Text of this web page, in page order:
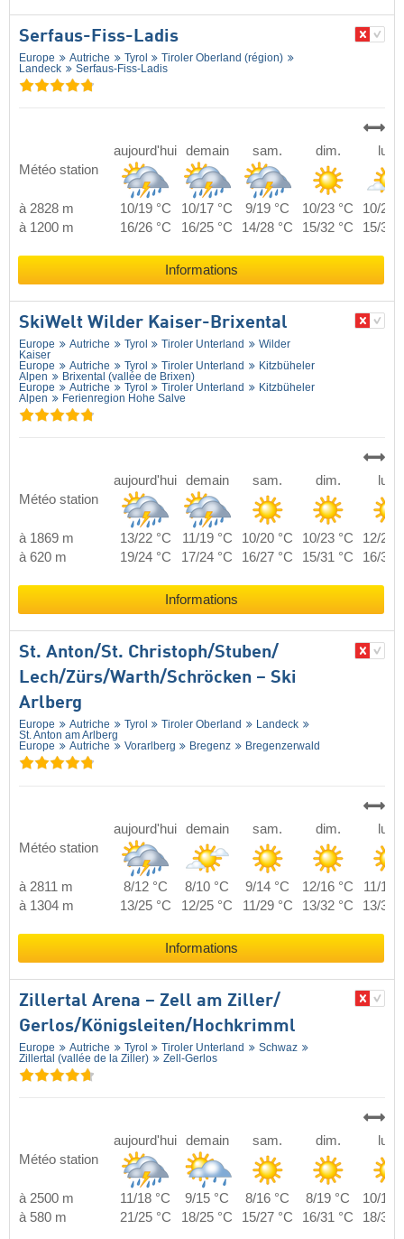
Serfaus-Fiss-Ladis
Europe Autriche Tyrol
Tiroler Oberland (région)
Landeck
Serfaus-Fiss-Ladis
Météo station
aujourd'hui demain sam. dim. lun.
à 2828 m 10/19 °C 10/17 °C 9/19 °C 10/23 °C
10/21
à 1200 m
16/26 °C 16/25 °C 14/28 °C 15/32 °C 15/30
Informations
SkiWelt Wilder Kaiser-Brixental
Europe Autriche Tyrol Tiroler Unterland
Wilder
Kaiser
Europe
Autriche Tyrol Tiroler Unterland
Kitzbüheler
Alpen
Brixental (vallée de Brixen)
Europe
Autriche Tyrol Tiroler Unterland
Kitzbüheler
Alpen
Ferienregion Hohe Salve
Météo station
aujourd'hui demain sam. dim. lun.
à 1869 m 13/22 °C 11/19 °C 10/20 °C 10/23 °C
12/23
à 620 m
19/24 °C 17/24 °C 16/27 °C 15/31 °C 16/32
Informations
St. Anton/​St. Christoph/​Stuben/​
Lech/​Zürs/​Warth/​Schröcken – Ski
Arlberg
Europe Autriche Tyrol Tiroler Oberland
Landeck
St. Anton am Arlberg
Europe
Autriche Vorarlberg Bregenz Bregenzerwald
Météo station
aujourd'hui demain sam. dim. lun.
à 2811 m 8/12 °C 8/10 °C 9/14 °C 12/16 °C
11/18
à 1304 m
13/25 °C 12/25 °C 11/29 °C 13/32 °C 13/31
Informations
Zillertal Arena – Zell am Ziller/​
Gerlos/​Königsleiten/​Hochkrimml
Europe Autriche Tyrol Tiroler Unterland
Schwaz
Zillertal (vallée de la Ziller)
Zell-Gerlos
Météo station
aujourd'hui demain sam. dim. lun.
à 2500 m 11/18 °C 9/15 °C 8/16 °C 8/19 °C
10/19
à 580 m
21/25 °C 18/25 °C 15/27 °C 16/31 °C 18/31